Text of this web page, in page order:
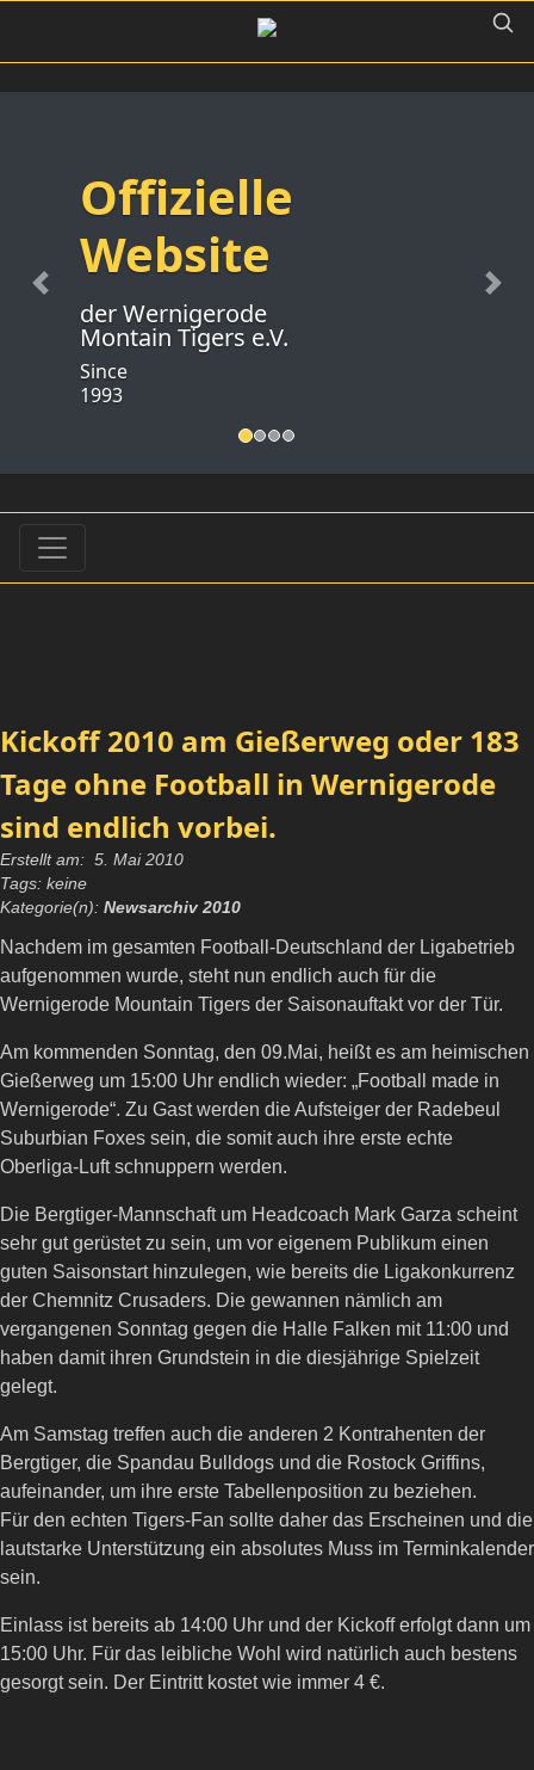
Offizielle
Website
der Wernigerode
Montain Tigers e.V.
Since
1993
Previous Next
Kickoff 2010 am Gießerweg oder 183
Tage ohne Football in Wernigerode
sind endlich vorbei.
Erstellt am: 5. Mai 2010
Tags: keine
Kategorie(n): Newsarchiv 2010
Nachdem im gesamten Football-Deutschland der Ligabetrieb
aufgenommen wurde, steht nun endlich auch für die
Wernigerode Mountain Tigers der Saisonauftakt vor der Tür.
Am kommenden Sonntag, den 09.Mai, heißt es am heimischen
Gießerweg um 15:00 Uhr endlich wieder: „Football made in
Wernigerode“. Zu Gast werden die Aufsteiger der Radebeul
Suburbian Foxes sein, die somit auch ihre erste echte
Oberliga-Luft schnuppern werden.
Die Bergtiger-Mannschaft um Headcoach Mark Garza scheint
sehr gut gerüstet zu sein, um vor eigenem Publikum einen
guten Saisonstart hinzulegen, wie bereits die Ligakonkurrenz
der Chemnitz Crusaders. Die gewannen nämlich am
vergangenen Sonntag gegen die Halle Falken mit 11:00 und
haben damit ihren Grundstein in die diesjährige Spielzeit
gelegt.
Am Samstag treffen auch die anderen 2 Kontrahenten der
Bergtiger, die Spandau Bulldogs und die Rostock Griffins,
aufeinander, um ihre erste Tabellenposition zu beziehen.
Für den echten Tigers-Fan sollte daher das Erscheinen und die
lautstarke Unterstützung ein absolutes Muss im Terminkalender
sein.
Einlass ist bereits ab 14:00 Uhr und der Kickoff erfolgt dann um
15:00 Uhr. Für das leibliche Wohl wird natürlich auch bestens
gesorgt sein. Der Eintritt kostet wie immer 4 €.